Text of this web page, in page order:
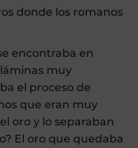
donde los romanos
encontraba en
muy
el proceso de
que eran muy
oro y lo separaban
El oro que quedaba